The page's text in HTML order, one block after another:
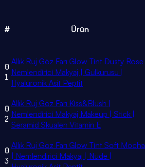
# Ürün
0
1
Allık Ruj Göz Farı Glow Tint Dusty Rose
Nemlendirici Makyaj | Gülkurusu |
Hyaluronik Asit Peptit
0
2
Allık Ruj Göz Farı Kiss&Blush |
Nemlendirici Makyaj Makeup | Stick |
Seramid Skualen Vitamin E
0
3
Allık Ruj Göz Farı Glow Tint Soft Mocha
| Nemlendirici Makyaj | Nude |